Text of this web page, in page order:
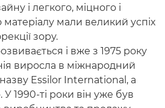
і легкого, міцного і
мали великий успіх
зору.
і вже з 1975 року
виросла в міжнародний
Essilor International, а
У 1990-ті роки він уже був